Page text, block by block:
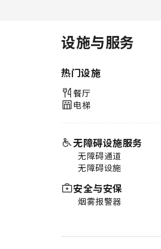
设施与服务
热门设施
餐厅
电梯
无障碍设施服务
无障碍通道
无障碍设施
安全与安保
烟雾报警器